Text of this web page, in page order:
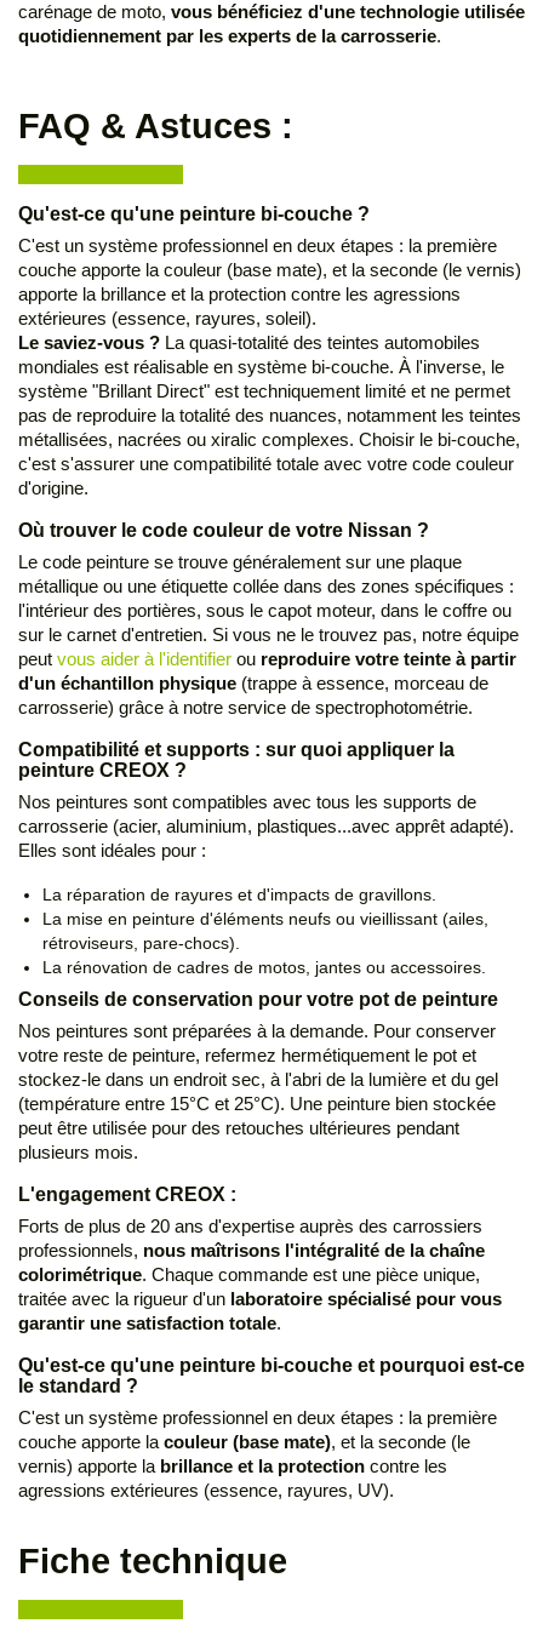
carénage de moto, vous bénéficiez d'une technologie utilisée
quotidiennement par les experts de la carrosserie.
FAQ & Astuces :
Qu'est-ce qu'une peinture bi-couche ?
C'est un système professionnel en deux étapes : la première
couche apporte la couleur (base mate), et la seconde (le vernis)
apporte la brillance et la protection contre les agressions
extérieures (essence, rayures, soleil).
Le saviez-vous ? La quasi-totalité des teintes automobiles
mondiales est réalisable en système bi-couche. À l'inverse, le
système "Brillant Direct" est techniquement limité et ne permet
pas de reproduire la totalité des nuances, notamment les teintes
métallisées, nacrées ou xiralic complexes. Choisir le bi-couche,
c'est s'assurer une compatibilité totale avec votre code couleur
d'origine.
Où trouver le code couleur de votre Nissan ?
Le code peinture se trouve généralement sur une plaque
métallique ou une étiquette collée dans des zones spécifiques :
l'intérieur des portières, sous le capot moteur, dans le coffre ou
sur le carnet d'entretien. Si vous ne le trouvez pas, notre équipe
peut vous aider à l'identifier ou reproduire votre teinte à partir
d'un échantillon physique (trappe à essence, morceau de
carrosserie) grâce à notre service de spectrophotométrie.
Compatibilité et supports : sur quoi appliquer la
peinture CREOX ?
Nos peintures sont compatibles avec tous les supports de
carrosserie (acier, aluminium, plastiques...avec apprêt adapté).
Elles sont idéales pour :
La réparation de rayures et d'impacts de gravillons.
La mise en peinture d'éléments neufs ou vieillissant (ailes,
rétroviseurs, pare-chocs).
La rénovation de cadres de motos, jantes ou accessoires.
Conseils de conservation pour votre pot de peinture
Nos peintures sont préparées à la demande. Pour conserver
votre reste de peinture, refermez hermétiquement le pot et
stockez-le dans un endroit sec, à l'abri de la lumière et du gel
(température entre 15°C et 25°C). Une peinture bien stockée
peut être utilisée pour des retouches ultérieures pendant
plusieurs mois.
L'engagement CREOX :
Forts de plus de 20 ans d'expertise auprès des carrossiers
professionnels, nous maîtrisons l'intégralité de la chaîne
colorimétrique. Chaque commande est une pièce unique,
traitée avec la rigueur d'un laboratoire spécialisé pour vous
garantir une satisfaction totale.
Qu'est-ce qu'une peinture bi-couche et pourquoi est-ce
le standard ?
C'est un système professionnel en deux étapes : la première
couche apporte lacouleur (base mate), et la seconde (le
vernis) apporte la brillance et la protection contre les
agressions extérieures (essence, rayures, UV).
Fiche technique